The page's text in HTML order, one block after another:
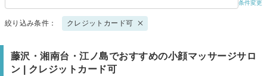
条件変更
絞り込み条件： クレジットカード可
藤沢・湘南台・江ノ島でおすすめの小顔マッサージサロ
ン | クレジットカード可